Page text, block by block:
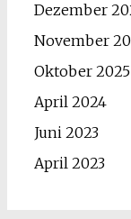
Dezember
November
Oktober 2025
April 2024
Juni 2023
April 2023